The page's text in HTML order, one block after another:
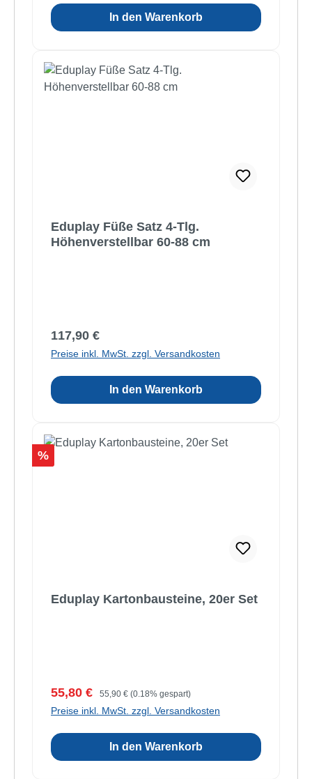
In den Warenkorb
Eduplay Füße Satz 4-Tlg.
Höhenverstellbar 60-88 cm
Regulärer Preis:
117,90 €
Preise inkl. MwSt. zzgl. Versandkosten
In den Warenkorb
Rabatt
%
Eduplay Kartonbausteine, 20er Set
Verkaufspreis:
55,80 € Regulärer Preis:
55,90 € (0.18% gespart)
Preise inkl. MwSt. zzgl. Versandkosten
In den Warenkorb